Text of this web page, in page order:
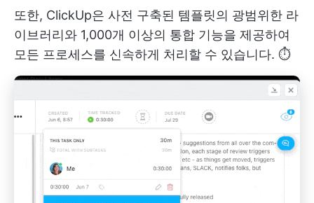
또한, ClickUp은 사전 구축된 템플릿의 광범위한 라
이브러리와 1,000개 이상의 통합 기능을 제공하여
모든 프로세스를 신속하게 처리할 수 있습니다. ⏱️